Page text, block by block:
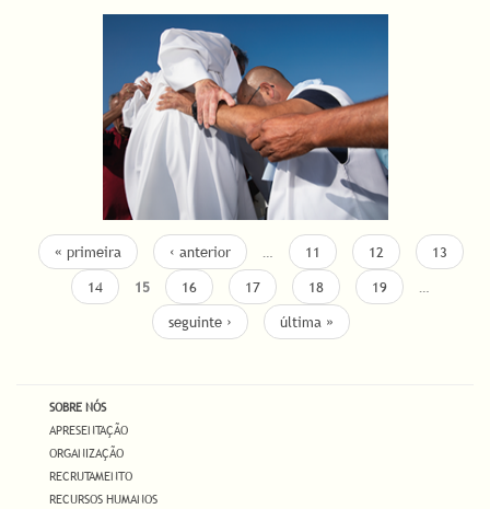
« primeira ‹ anterior … 11 12
13
14
15 16 17 18 19
…
seguinte ›
última »
SOBRE NÓS
APRESENTAÇÃO
ORGANIZAÇÃO
RECRUTAMENTO
RECURSOS HUMANOS